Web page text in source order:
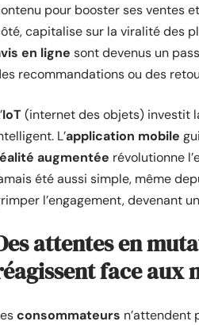
pour booster ses ventes
capitalise sur la viralité des
en ligne sont devenus un
recommandations ou des
IoT(internet des objets) investit
L’application mobile
augmentée révolutionne
été aussi simple, même
l’engagement, devenant
attentes en
face aux
consommateurs n’attendent